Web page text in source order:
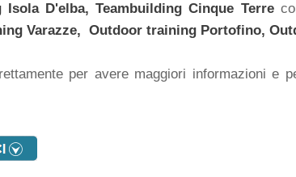
Isola D'elba, TeambuildingCinque Terre
Varazze, Outdoor training Portofino,
per avere maggiori informazioni e